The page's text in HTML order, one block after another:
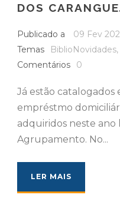
DOS
Publicado a
09 Fev
Temas
BiblioNovidades,
Comentários
0
Já estão catalogados
empréstmo
adquiridos neste ano
Agrupamento. No...
LER MAIS